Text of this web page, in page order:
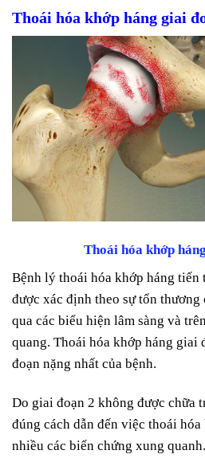
Thoái hóa khớp háng giai
Thoái hóa khớp
Bệnh lý thoái hóa khớp háng tiến
được xác định theo sự tổn thương
qua các biểu hiện lâm sàng và
quang. Thoái hóa khớp háng giai
đoạn nặng nhất của bệnh.
Do giai đoạn 2 không được chữa
đúng cách dẫn đến việc thoái
nhiều các biến chứng xung quanh.